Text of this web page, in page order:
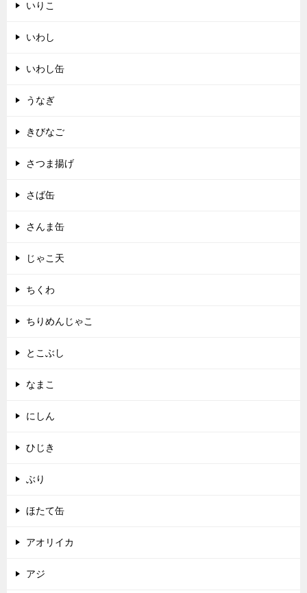
いりこ
いわし
いわし缶
うなぎ
きびなご
さつま揚げ
さば缶
さんま缶
じゃこ天
ちくわ
ちりめんじゃこ
とこぶし
なまこ
にしん
ひじき
ぶり
ほたて缶
アオリイカ
アジ